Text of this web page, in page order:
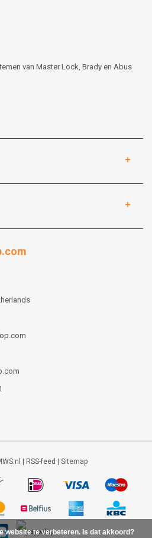
van Master Lock, Brady en Abus
RSS-feed Sitemap
website te verbeteren. Is dat akkoord?